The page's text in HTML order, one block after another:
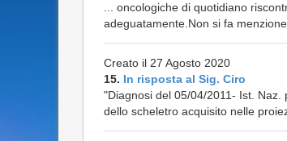
... oncologiche di quotidiano
adeguatamente.Non si fa
Creato il 27 Agosto 2020
15. In risposta al Sig. Ciro
"Diagnosi del 05/04/2011- Ist.
dello scheletro acquisito nelle